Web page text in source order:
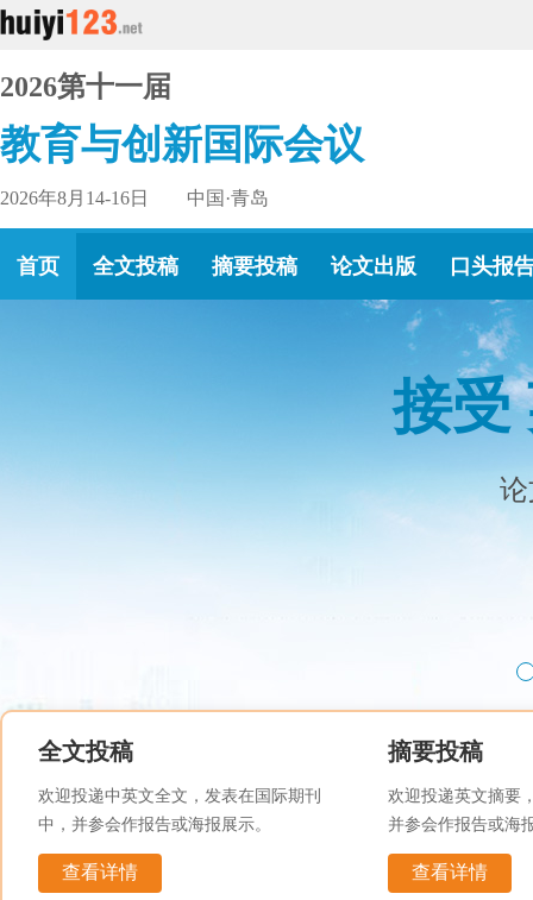
2026第十一届
教育与创新国际会议
2026年8月14-16日 中国·青岛
首页 全文投稿 摘要投稿 论文出版 口头报
接受
全文投稿
欢迎投递中英文全文，发表在国际期刊
中，并参会作报告或海报展示。
查看详情
摘要投稿
欢迎投递英文摘要
并参会作报告或海
查看详情